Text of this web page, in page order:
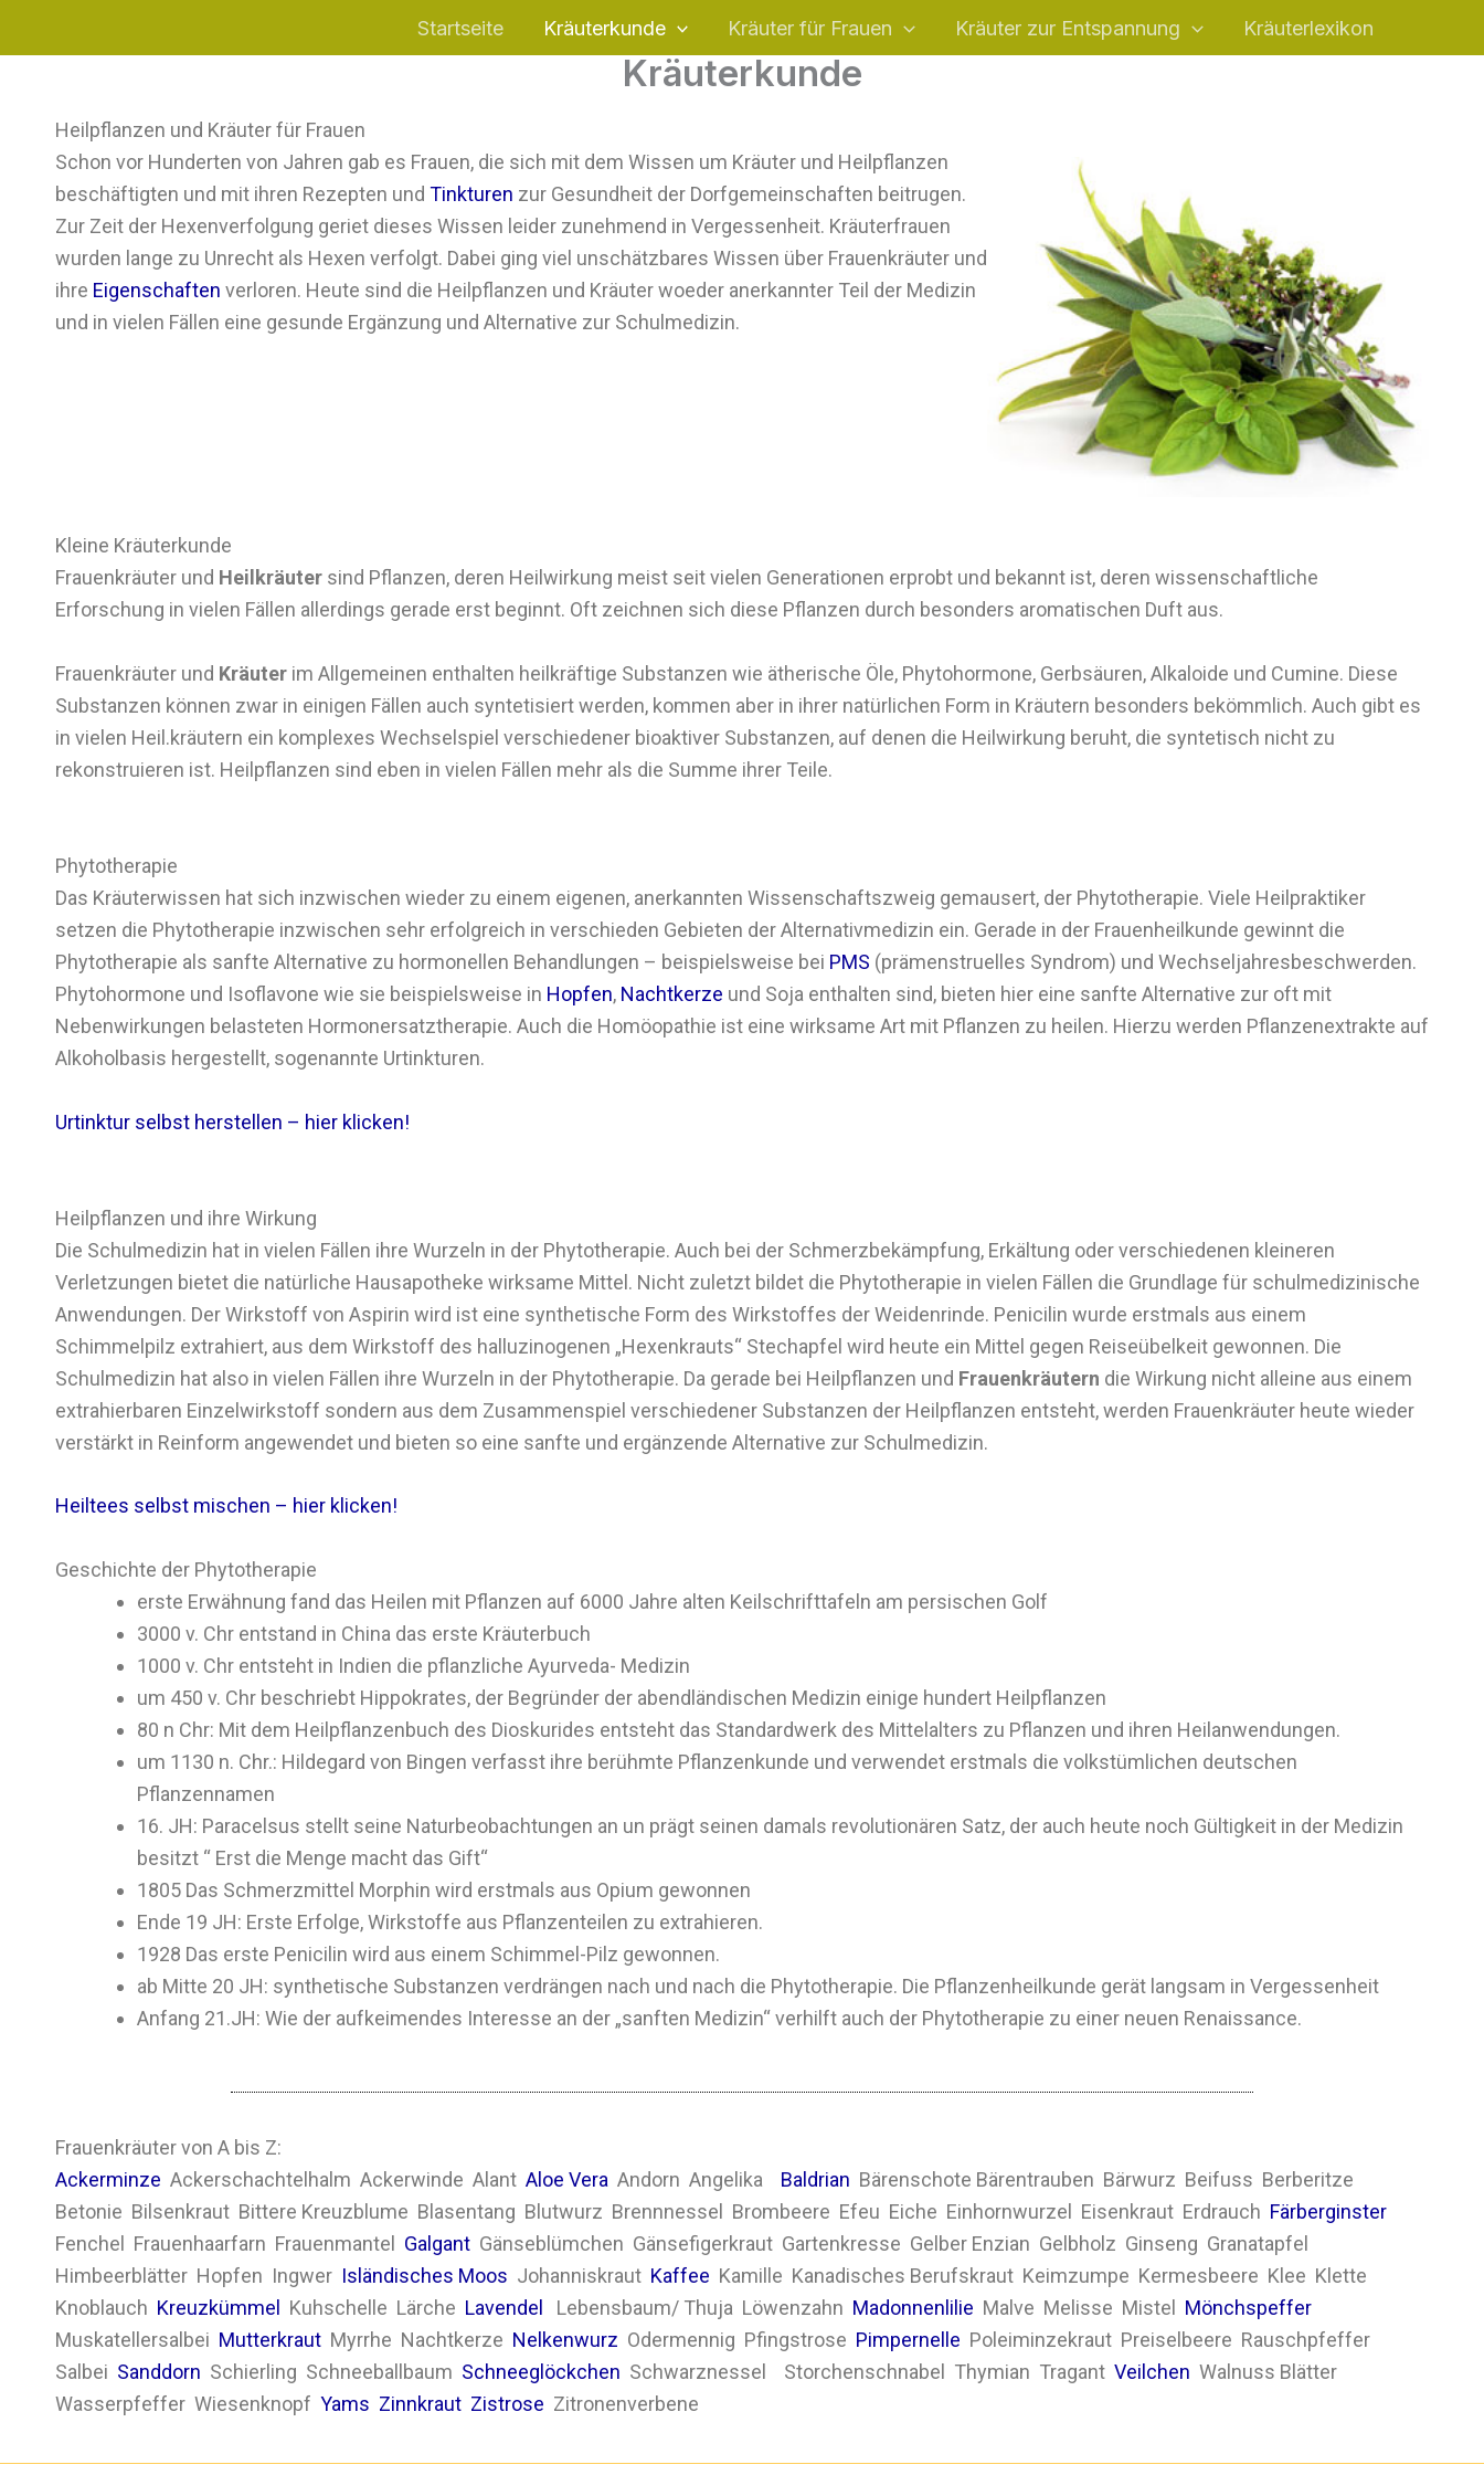
Startseite Kräuterkunde Kräuter für Frauen Kräuter zur Entspannung Kräuterlexikon
Kräuterkunde
Heilpflanzen und Kräuter für Frauen
Schon vor Hunderten von Jahren gab es Frauen, die sich mit dem Wissen um Kräuter und Heilpflanzen
beschäftigten und mit ihren Rezepten und Tinkturen zur Gesundheit der Dorfgemeinschaften beitrugen.
Zur Zeit der Hexenverfolgung geriet dieses Wissen leider zunehmend in Vergessenheit. Kräuterfrauen
wurden lange zu Unrecht als Hexen verfolgt. Dabei ging viel unschätzbares Wissen über Frauenkräuter und
ihre Eigenschaften verloren. Heute sind die Heilpflanzen und Kräuter woeder anerkannter Teil der Medizin
und in vielen Fällen eine gesunde Ergänzung und Alternative zur Schulmedizin.
Kleine Kräuterkunde
Frauenkräuter und Heilkräuter sind Pflanzen, deren Heilwirkung meist seit vielen Generationen erprobt und bekannt ist, deren wissenschaftliche
Erforschung in vielen Fällen allerdings gerade erst beginnt. Oft zeichnen sich diese Pflanzen durch besonders aromatischen Duft aus.
Frauenkräuter und Kräuter im Allgemeinen enthalten heilkräftige Substanzen wie ätherische Öle, Phytohormone, Gerbsäuren, Alkaloide und Cumine. Diese
Substanzen können zwar in einigen Fällen auch syntetisiert werden, kommen aber in ihrer natürlichen Form in Kräutern besonders bekömmlich. Auch gibt es
in vielen Heil.kräutern ein komplexes Wechselspiel verschiedener bioaktiver Substanzen, auf denen die Heilwirkung beruht, die syntetisch nicht zu
rekonstruieren ist. Heilpflanzen sind eben in vielen Fällen mehr als die Summe ihrer Teile.
Phytotherapie
Das Kräuterwissen hat sich inzwischen wieder zu einem eigenen, anerkannten Wissenschaftszweig gemausert, der Phytotherapie. Viele Heilpraktiker
setzen die Phytotherapie inzwischen sehr erfolgreich in verschieden Gebieten der Alternativmedizin ein. Gerade in der Frauenheilkunde gewinnt die
Phytotherapie als sanfte Alternative zu hormonellen Behandlungen – beispielsweise bei PMS (prämenstruelles Syndrom) und Wechseljahresbeschwerden.
Phytohormone und Isoflavone wie sie beispielsweise in Hopfen, Nachtkerze und Soja enthalten sind, bieten hier eine sanfte Alternative zur oft mit
Nebenwirkungen belasteten Hormonersatztherapie. Auch die Homöopathie ist eine wirksame Art mit Pflanzen zu heilen. Hierzu werden Pflanzenextrakte auf
Alkoholbasis hergestellt, sogenannte Urtinkturen.
Urtinktur selbst herstellen – hier klicken!
Heilpflanzen und ihre Wirkung
Die Schulmedizin hat in vielen Fällen ihre Wurzeln in der Phytotherapie. Auch bei der Schmerzbekämpfung, Erkältung oder verschiedenen kleineren
Verletzungen bietet die natürliche Hausapotheke wirksame Mittel. Nicht zuletzt bildet die Phytotherapie in vielen Fällen die Grundlage für schulmedizinische
Anwendungen. Der Wirkstoff von Aspirin wird ist eine synthetische Form des Wirkstoffes der Weidenrinde. Penicilin wurde erstmals aus einem
Schimmelpilz extrahiert, aus dem Wirkstoff des halluzinogenen „Hexenkrauts“ Stechapfel wird heute ein Mittel gegen Reiseübelkeit gewonnen. Die
Schulmedizin hat also in vielen Fällen ihre Wurzeln in der Phytotherapie. Da gerade bei Heilpflanzen und Frauenkräutern die Wirkung nicht alleine aus einem
extrahierbaren Einzelwirkstoff sondern aus dem Zusammenspiel verschiedener Substanzen der Heilpflanzen entsteht, werden Frauenkräuter heute wieder
verstärkt in Reinform angewendet und bieten so eine sanfte und ergänzende Alternative zur Schulmedizin.
Heiltees selbst mischen – hier klicken!
Geschichte der Phytotherapie
erste Erwähnung fand das Heilen mit Pflanzen auf 6000 Jahre alten Keilschrifttafeln am persischen Golf
3000 v. Chr entstand in China das erste Kräuterbuch
1000 v. Chr entsteht in Indien die pflanzliche Ayurveda- Medizin
um 450 v. Chr beschriebt Hippokrates, der Begründer der abendländischen Medizin einige hundert Heilpflanzen
80 n Chr: Mit dem Heilpflanzenbuch des Dioskurides entsteht das Standardwerk des Mittelalters zu Pflanzen und ihren Heilanwendungen.
um 1130 n. Chr.: Hildegard von Bingen verfasst ihre berühmte Pflanzenkunde und verwendet erstmals die volkstümlichen deutschen
Pflanzennamen
16. JH: Paracelsus stellt seine Naturbeobachtungen an un prägt seinen damals revolutionären Satz, der auch heute noch Gültigkeit in der Medizin
besitzt “ Erst die Menge macht das Gift“
1805 Das Schmerzmittel Morphin wird erstmals aus Opium gewonnen
Ende 19 JH: Erste Erfolge, Wirkstoffe aus Pflanzenteilen zu extrahieren.
1928 Das erste Penicilin wird aus einem Schimmel-Pilz gewonnen.
ab Mitte 20 JH: synthetische Substanzen verdrängen nach und nach die Phytotherapie. Die Pflanzenheilkunde gerät langsam in Vergessenheit
Anfang 21.JH: Wie der aufkeimendes Interesse an der „sanften Medizin“ verhilft auch der Phytotherapie zu einer neuen Renaissance.
Frauenkräuter von A bis Z:
Ackerminze Ackerschachtelhalm Ackerwinde Alant Aloe Vera Andorn Angelika Baldrian Bärenschote Bärentrauben Bärwurz Beifuss Berberitze
Betonie Bilsenkraut Bittere Kreuzblume Blasentang Blutwurz Brennnessel Brombeere Efeu Eiche Einhornwurzel Eisenkraut Erdrauch Färberginster
Fenchel Frauenhaarfarn Frauenmantel Galgant Gänseblümchen Gänsefigerkraut Gartenkresse Gelber Enzian Gelbholz Ginseng Granatapfel
Himbeerblätter Hopfen Ingwer Isländisches Moos Johanniskraut Kaffee Kamille Kanadisches Berufskraut Keimzumpe Kermesbeere Klee Klette
Knoblauch Kreuzkümmel Kuhschelle Lärche Lavendel Lebensbaum/ Thuja Löwenzahn Madonnenlilie Malve Melisse Mistel Mönchspeffer
Muskatellersalbei Mutterkraut Myrrhe Nachtkerze Nelkenwurz Odermennig Pfingstrose Pimpernelle Poleiminzekraut Preiselbeere Rauschpfeffer
Salbei Sanddorn Schierling Schneeballbaum Schneeglöckchen Schwarznessel Storchenschnabel Thymian Tragant Veilchen Walnuss Blätter
Wasserpfeffer Wiesenknopf Yams Zinnkraut Zistrose Zitronenverbene